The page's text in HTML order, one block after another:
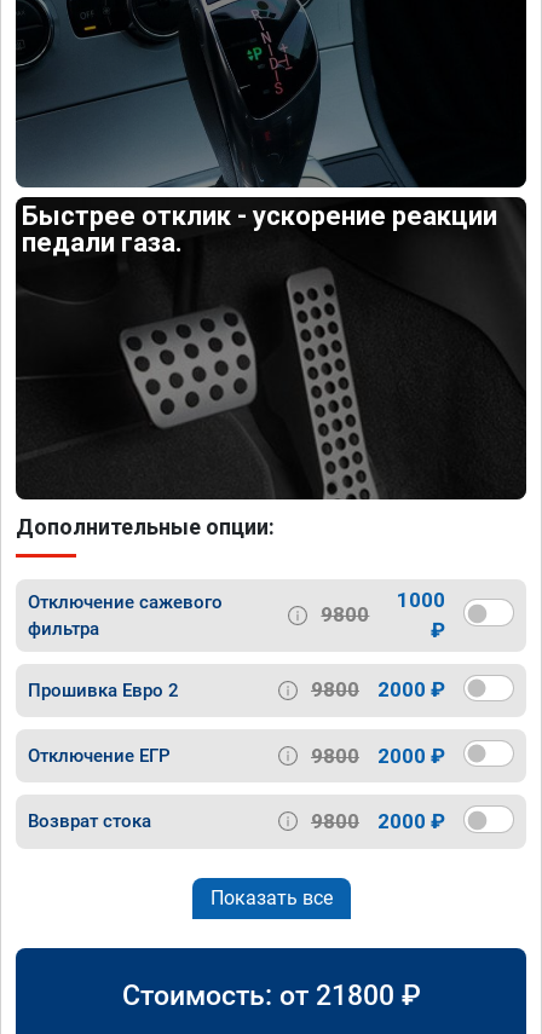
Быстрее отклик - ускорение реакции
педали газа.
Дополнительные опции:
Отключение сажевого
фильтра
9800
1000
₽
Прошивка Евро 2 9800 2000 ₽
Отключение ЕГР 9800 2000 ₽
Возврат стока 9800 2000 ₽
Показать все
Стоимость: от 21800 ₽